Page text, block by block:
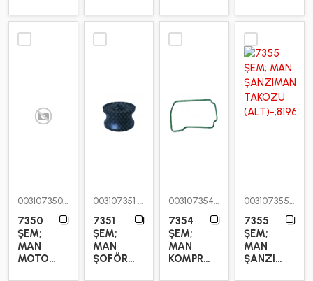
VOLKSWAGEN 20
(ALT)
KOLU
BURCU
003107350
7350
ŞEM;
MAN
MOTOR
003107351
7351
ŞEM;
MAN
ŞOFÖR
003107354
7354
ŞEM;
MAN
KOMPRESÖR
003107355
7355
ŞEM;
MAN
ŞANZIMAN